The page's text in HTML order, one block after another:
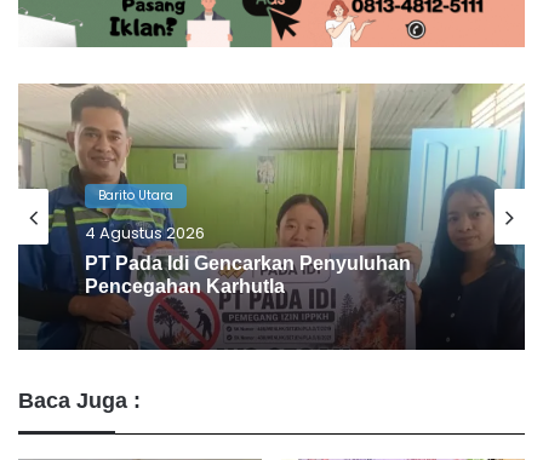
Barito Utara
1 Agustus 2026
Desa Benangin II Ikuti Verifikasi Faktual
ProKlim, Didukung PT BEK & PT PAMA
Baca Juga :